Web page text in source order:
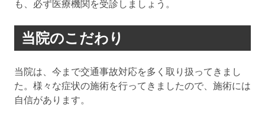
も、必ず医療機関を受診しましょう。
当院のこだわり
当院は、今まで交通事故対応を多く取り扱ってきまし
た。様々な症状の施術を行ってきましたので、施術には
自信があります。